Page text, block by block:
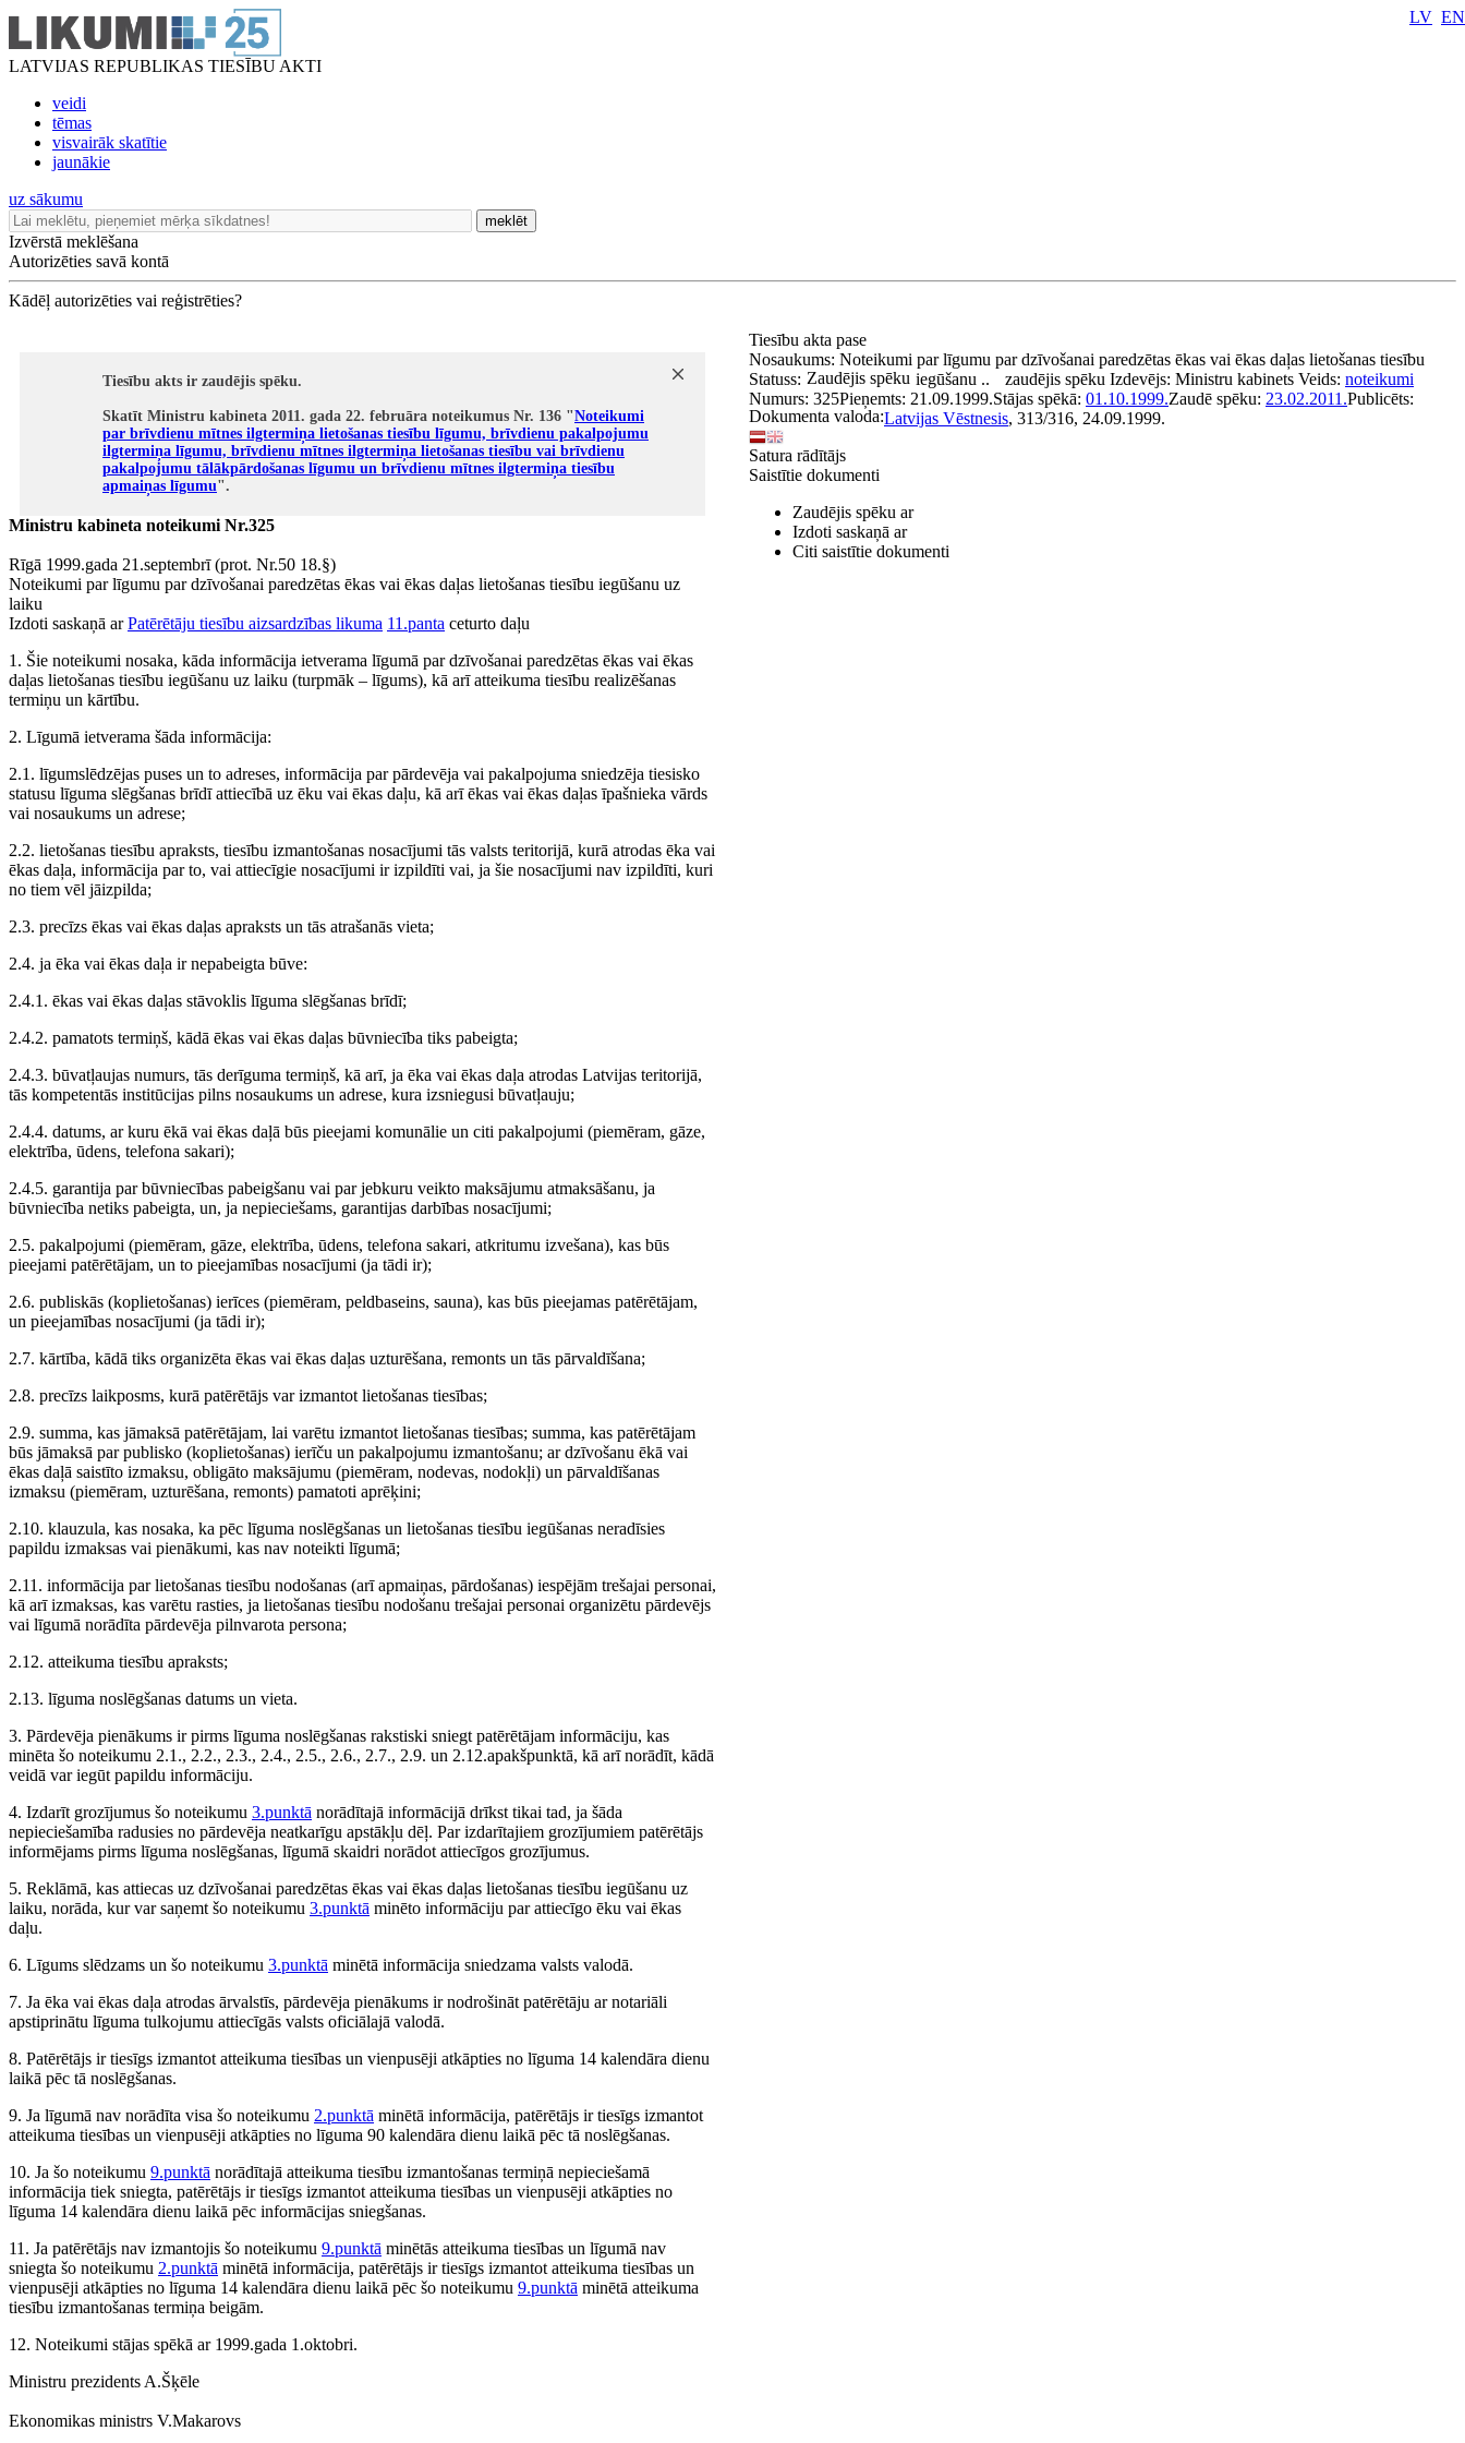
LATVIJAS REPUBLIKAS TIESĪBU AKTI
veidi
tēmas
visvairāk skatītie
jaunākie
LV EN
uz sākumu
meklēt
Izvērstā meklēšana
Autorizēties savā kontā
Kādēļ autorizēties vai reģistrēties?
Tiesību akts ir zaudējis spēku.
Skatīt Ministru kabineta 2011. gada 22. februāra noteikumus Nr. 136 "Noteikumi
par brīvdienu mītnes ilgtermiņa lietošanas tiesību līgumu, brīvdienu pakalpojumu
ilgtermiņa līgumu, brīvdienu mītnes ilgtermiņa lietošanas tiesību vai brīvdienu
pakalpojumu tālākpārdošanas līgumu un brīvdienu mītnes ilgtermiņa tiesību
apmaiņas līgumu".
Ministru kabineta noteikumi Nr.325
Rīgā 1999.gada 21.septembrī (prot. Nr.50 18.§)
Noteikumi par līgumu par dzīvošanai paredzētas ēkas vai ēkas daļas lietošanas tiesību iegūšanu uz
laiku
Izdoti saskaņā arPatērētāju tiesību aizsardzības likuma 11.panta ceturto daļu
1. Šie noteikumi nosaka, kāda informācija ietverama līgumā par dzīvošanai paredzētas ēkas vai ēkas
daļas lietošanas tiesību iegūšanu uz laiku (turpmāk – līgums), kā arī atteikuma tiesību realizēšanas
termiņu un kārtību.
2. Līgumā ietverama šāda informācija:
2.1. līgumslēdzējas puses un to adreses, informācija par pārdevēja vai pakalpojuma sniedzēja tiesisko
statusu līguma slēgšanas brīdī attiecībā uz ēku vai ēkas daļu, kā arī ēkas vai ēkas daļas īpašnieka vārds
vai nosaukums un adrese;
2.2. lietošanas tiesību apraksts, tiesību izmantošanas nosacījumi tās valsts teritorijā, kurā atrodas ēka vai
ēkas daļa, informācija par to, vai attiecīgie nosacījumi ir izpildīti vai, ja šie nosacījumi nav izpildīti, kuri
no tiem vēl jāizpilda;
2.3. precīzs ēkas vai ēkas daļas apraksts un tās atrašanās vieta;
2.4. ja ēka vai ēkas daļa ir nepabeigta būve:
2.4.1. ēkas vai ēkas daļas stāvoklis līguma slēgšanas brīdī;
2.4.2. pamatots termiņš, kādā ēkas vai ēkas daļas būvniecība tiks pabeigta;
2.4.3. būvatļaujas numurs, tās derīguma termiņš, kā arī, ja ēka vai ēkas daļa atrodas Latvijas teritorijā,
tās kompetentās institūcijas pilns nosaukums un adrese, kura izsniegusi būvatļauju;
2.4.4. datums, ar kuru ēkā vai ēkas daļā būs pieejami komunālie un citi pakalpojumi (piemēram, gāze,
elektrība, ūdens, telefona sakari);
2.4.5. garantija par būvniecības pabeigšanu vai par jebkuru veikto maksājumu atmaksāšanu, ja
būvniecība netiks pabeigta, un, ja nepieciešams, garantijas darbības nosacījumi;
2.5. pakalpojumi (piemēram, gāze, elektrība, ūdens, telefona sakari, atkritumu izvešana), kas būs
pieejami patērētājam, un to pieejamības nosacījumi (ja tādi ir);
2.6. publiskās (koplietošanas) ierīces (piemēram, peldbaseins, sauna), kas būs pieejamas patērētājam,
un pieejamības nosacījumi (ja tādi ir);
2.7. kārtība, kādā tiks organizēta ēkas vai ēkas daļas uzturēšana, remonts un tās pārvaldīšana;
2.8. precīzs laikposms, kurā patērētājs var izmantot lietošanas tiesības;
2.9. summa, kas jāmaksā patērētājam, lai varētu izmantot lietošanas tiesības; summa, kas patērētājam
būs jāmaksā par publisko (koplietošanas) ierīču un pakalpojumu izmantošanu; ar dzīvošanu ēkā vai
ēkas daļā saistīto izmaksu, obligāto maksājumu (piemēram, nodevas, nodokļi) un pārvaldīšanas
izmaksu (piemēram, uzturēšana, remonts) pamatoti aprēķini;
2.10. klauzula, kas nosaka, ka pēc līguma noslēgšanas un lietošanas tiesību iegūšanas neradīsies
papildu izmaksas vai pienākumi, kas nav noteikti līgumā;
2.11. informācija par lietošanas tiesību nodošanas (arī apmaiņas, pārdošanas) iespējām trešajai personai,
kā arī izmaksas, kas varētu rasties, ja lietošanas tiesību nodošanu trešajai personai organizētu pārdevējs
vai līgumā norādīta pārdevēja pilnvarota persona;
2.12. atteikuma tiesību apraksts;
2.13. līguma noslēgšanas datums un vieta.
3. Pārdevēja pienākums ir pirms līguma noslēgšanas rakstiski sniegt patērētājam informāciju, kas
minēta šo noteikumu 2.1., 2.2., 2.3., 2.4., 2.5., 2.6., 2.7., 2.9. un 2.12.apakšpunktā, kā arī norādīt, kādā
veidā var iegūt papildu informāciju.
4. Izdarīt grozījumus šo noteikumu 3.punktā norādītajā informācijā drīkst tikai tad, ja šāda
nepieciešamība radusies no pārdevēja neatkarīgu apstākļu dēļ. Par izdarītajiem grozījumiem patērētājs
informējams pirms līguma noslēgšanas, līgumā skaidri norādot attiecīgos grozījumus.
5. Reklāmā, kas attiecas uz dzīvošanai paredzētas ēkas vai ēkas daļas lietošanas tiesību iegūšanu uz
laiku, norāda, kur var saņemt šo noteikumu 3.punktā minēto informāciju par attiecīgo ēku vai ēkas
daļu.
6. Līgums slēdzams un šo noteikumu 3.punktā minētā informācija sniedzama valsts valodā.
7. Ja ēka vai ēkas daļa atrodas ārvalstīs, pārdevēja pienākums ir nodrošināt patērētāju ar notariāli
apstiprinātu līguma tulkojumu attiecīgās valsts oficiālajā valodā.
8. Patērētājs ir tiesīgs izmantot atteikuma tiesības un vienpusēji atkāpties no līguma 14 kalendāra dienu
laikā pēc tā noslēgšanas.
9. Ja līgumā nav norādīta visa šo noteikumu 2.punktā minētā informācija, patērētājs ir tiesīgs izmantot
atteikuma tiesības un vienpusēji atkāpties no līguma 90 kalendāra dienu laikā pēc tā noslēgšanas.
10. Ja šo noteikumu 9.punktā norādītajā atteikuma tiesību izmantošanas termiņā nepieciešamā
informācija tiek sniegta, patērētājs ir tiesīgs izmantot atteikuma tiesības un vienpusēji atkāpties no
līguma 14 kalendāra dienu laikā pēc informācijas sniegšanas.
11. Ja patērētājs nav izmantojis šo noteikumu 9.punktā minētās atteikuma tiesības un līgumā nav
sniegta šo noteikumu 2.punktā minētā informācija, patērētājs ir tiesīgs izmantot atteikuma tiesības un
vienpusēji atkāpties no līguma 14 kalendāra dienu laikā pēc šo noteikumu 9.punktā minētā atteikuma
tiesību izmantošanas termiņa beigām.
12. Noteikumi stājas spēkā ar 1999.gada 1.oktobri.
Ministru prezidents A.Šķēle
Ekonomikas ministrs V.Makarovs
Tiesību akta pase
Nosaukums: Noteikumi par līgumu par dzīvošanai paredzētas ēkas vai ēkas daļas lietošanas tiesību
iegūšanu ..
Statuss: Zaudējis spēku zaudējis spēku Izdevējs: Ministru kabinets Veids: noteikumi
Numurs: 325Pieņemts: 21.09.1999.Stājas spēkā: 01.10.1999.Zaudē spēku: 23.02.2011.Publicēts:
Latvijas Vēstnesis, 313/316, 24.09.1999.
Dokumenta valoda:
Satura rādītājs
Saistītie dokumenti
Zaudējis spēku ar
Izdoti saskaņā ar
Citi saistītie dokumenti